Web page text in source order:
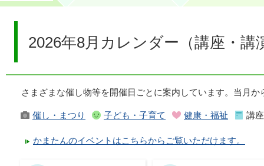
2026年8月カレンダー（講座・講
さまざまな催し物等を開催日ごとに案内しています。当月
催し・まつり 子ども・子育て 健康・福祉 講
かまたんのイベントはこちらからご覧いただけます。